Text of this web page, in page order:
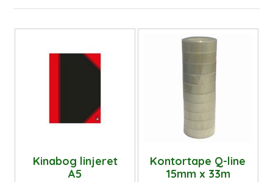
Kinabog linjeret
A5
Kontortape Q-line
15mm x 33m